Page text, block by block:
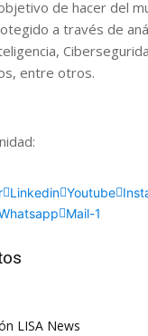
de hacer del
a través de
entre otros.
Linkedin Youtube
Mail-1
LISA News